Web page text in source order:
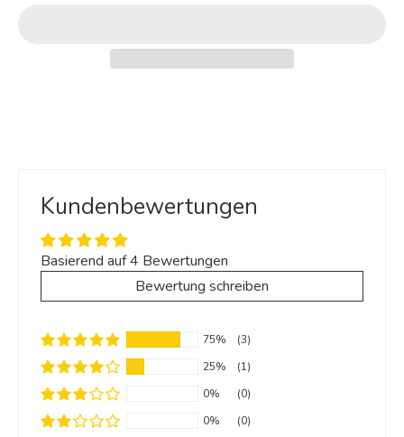
Kundenbewertungen
Basierend auf 4 Bewertungen
Bewertung schreiben
75%
(3)
25%
(1)
0%
(0)
0%
(0)